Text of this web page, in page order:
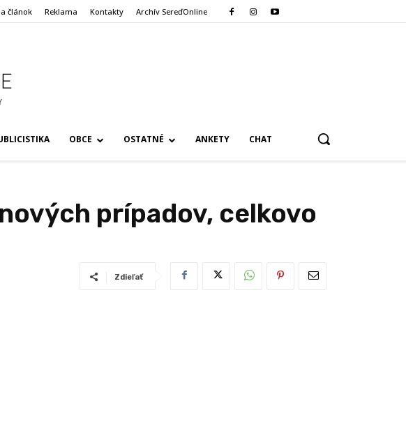
článok Reklama Kontakty Archív SereďOnline
OBCE OSTATNÉ ANKETY CHAT
prípadov, celkovo
Zdieľať